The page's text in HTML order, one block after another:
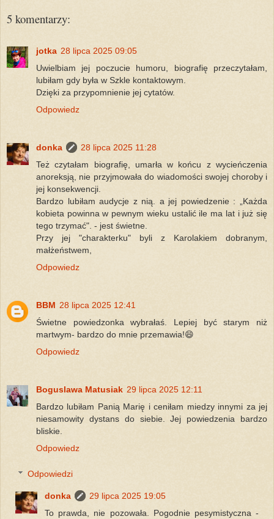
5 komentarzy:
jotka 28 lipca 2025 09:05
Uwielbiam jej poczucie humoru, biografię przeczytałam,
lubiłam gdy była w Szkle kontaktowym.
Dzięki za przypomnienie jej cytatów.
Odpowiedz
donka
28 lipca 2025 11:28
Też czytałam biografię, umarła w końcu z wycieńczenia
anoreksją, nie przyjmowała do wiadomości swojej choroby i
jej konsekwencji.
Bardzo lubiłam audycje z nią. a jej powiedzenie : „Każda
kobieta powinna w pewnym wieku ustalić ile ma lat i już się
tego trzymać". - jest świetne.
Przy jej "charakterku" byli z Karolakiem dobranym,
małżeństwem,
Odpowiedz
BBM 28 lipca 2025 12:41
Świetne powiedzonka wybrałaś. Lepiej być starym niż
martwym- bardzo do mnie przemawia!😄
Odpowiedz
Boguslawa Matusiak 29 lipca 2025 12:11
Bardzo lubiłam Panią Marię i ceniłam miedzy innymi za jej
niesamowity dystans do siebie. Jej powiedzenia bardzo
bliskie.
Odpowiedz
Odpowiedzi
donka
29 lipca 2025 19:05
To prawda, nie pozowała. Pogodnie pesymistyczna -